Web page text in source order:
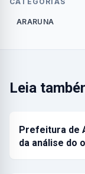
ARARUNA
Leia
Prefeitura de
da análise do